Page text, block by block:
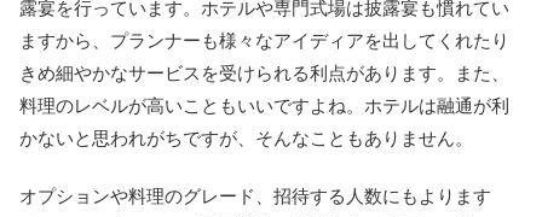
露宴を行っています。ホテルや専門式場は披露宴も慣れてい
ますから、プランナーも様々なアイディアを出してくれたり
きめ細やかなサービスを受けられる利点があります。また、
料理のレベルが高いこともいいですよね。ホテルは融通が利
かないと思われがちですが、そんなこともありません。
オプションや料理のグレード、招待する人数にもよります